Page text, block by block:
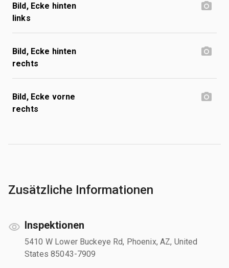
Bild, Ecke hinten
links
Bild, Ecke hinten
rechts
Bild, Ecke vorne
rechts
Zusätzliche Informationen
Inspektionen
5410 W Lower Buckeye Rd, Phoenix, AZ, United
States 85043-7909